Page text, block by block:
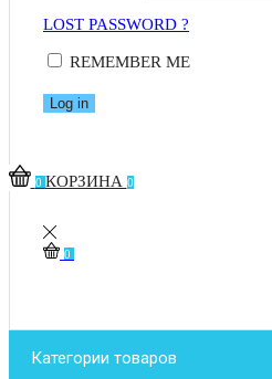
LOST PASSWORD ?
REMEMBER ME
Log in
0 КОРЗИНА 0
0
Категории товаров